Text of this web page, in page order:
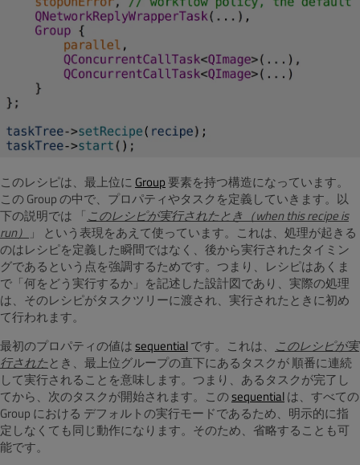
このレシピは、最上位に Group要素を持つ構造になっています。
この Group の中で、プロパティやタスクを定義していきます。以
下の説明では 「このレシピが実行されたとき（when this recipe is
run） 」 という表現をあえて使っています。これは、処理が起きる
のはレシピを定義した瞬間ではなく、後から実行されたタイミン
グであるという点を強調するためです。つまり、レシピはあくま
で「何をどう実行するか」を記述した設計図であり、実際の処理
は、そのレシピがタスクツリーに渡され、実行されたときに初め
て行われます。
最初のプロパティの値はsequentialです。これは、 このレシピが実
行されたとき、最上位グループの直下にあるタスクが 順番に連続
して実行されることを意味します。つまり、あるタスクが完了し
てから、次のタスクが開始されます。このsequentialは、すべての
Group における デフォルトの実行モードであるため、明示的に指
定しなくても同じ動作になります。そのため、省略することも可
能です。